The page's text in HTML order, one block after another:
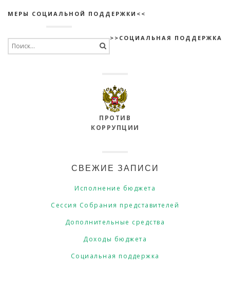
МЕРЫ СОЦИАЛЬНОЙ ПОДДЕРЖКИ<<
>>СОЦИАЛЬНАЯ ПОДДЕРЖКА
for:
ПРОТИВ
КОРРУПЦИИ
СВЕЖИЕ ЗАПИСИ
Исполнение бюджета
Сессия Собрания представителей
Дополнительные средства
Доходы бюджета
Социальная поддержка